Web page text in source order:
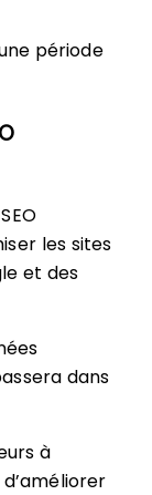
période
les sites
et des
dans
à